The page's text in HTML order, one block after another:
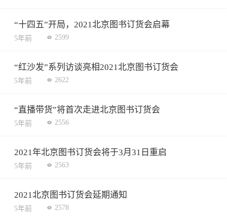
“十四五”开局，2021北京图书订货会启幕
5年前 2599
“红沙发”系列访谈亮相2021北京图书订货会
5年前 2622
“直播带货”将首次走进北京图书订货会
5年前 2556
2021年北京图书订货会将于3月31日重启
5年前 2563
2021北京图书订货会延期通知
5年前 2578